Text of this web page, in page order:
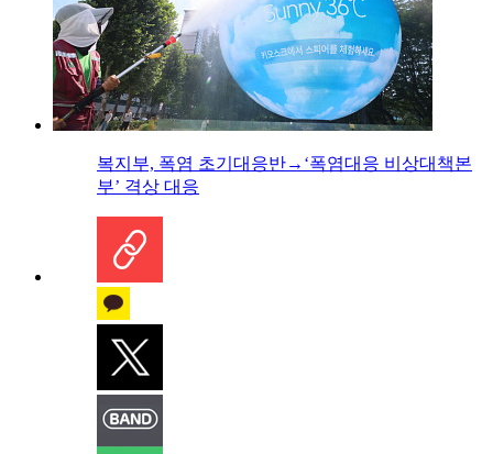
복지부, 폭염 초기대응반→‘폭염대응 비상대책본
부’ 격상 대응